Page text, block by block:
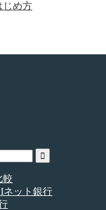
じめ方
較
ネット銀行